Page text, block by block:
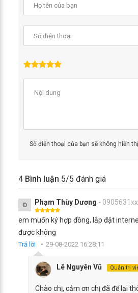
Số điện thoại của bạn sẽ không hiển
4 Bình luận 5/5 đánh giá
D Phạm Thùy Dương -
em muốn ký hợp đồng, lắp đặt
được không
Trả lời 29-08-2022 16:28:11
Lê Nguyên Vũ Quản trị
Chào chị, cảm ơn chị đã để lại